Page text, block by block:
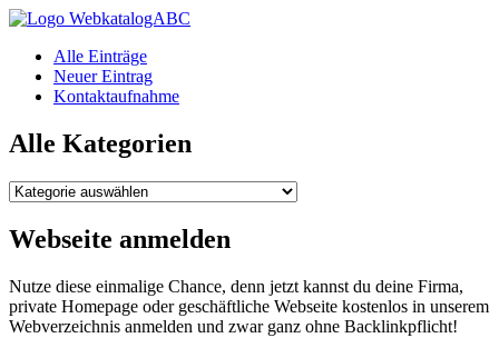
WebkatalogABC
Alle Einträge
Neuer Eintrag
Kontaktaufnahme
Alle Kategorien
Alle
Webseite anmelden
Nutze diese einmalige Chance, denn jetzt kannst du deine Firma,
private Homepage oder geschäftliche Webseite kostenlos in unserem
Webverzeichnis anmelden und zwar ganz ohne Backlinkpflicht!